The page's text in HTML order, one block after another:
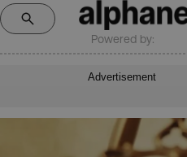
Powered by:
Advertisement